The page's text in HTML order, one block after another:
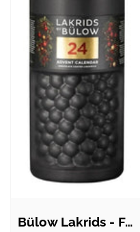
Bülow Lakrids - Familie Julekalender